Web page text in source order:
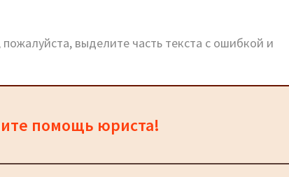
выделите часть текста с ошибкой и
помощь юриста!